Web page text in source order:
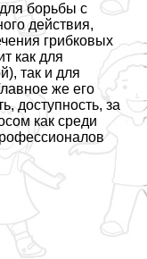
борьбы с
действия,
грибковых
как для
так и для
же его
доступность, за
как среди